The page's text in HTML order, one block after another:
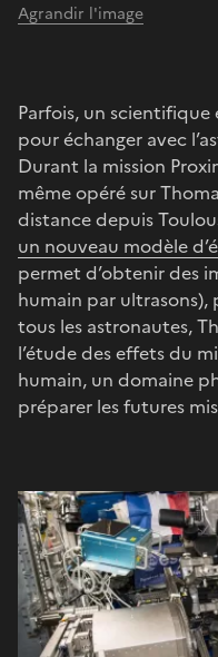
Agrandir l'image
Parfois, un scientifique
pour échanger avec
Durant la mission
même opéré sur
distance depuis
un nouveau modèle
permet d’obtenir des
humain par
tous les astronautes,
l’étude des effets du
humain, un domaine
préparer les futures